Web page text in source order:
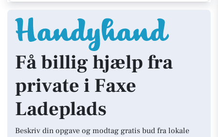
Få billig hjælp fra
private i Faxe
Ladeplads
Beskriv din opgave og modtag gratis bud fra lokale